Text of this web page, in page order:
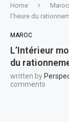
Home Maroc
l’heure du
MAROC
L’Intérieur
du
written by
comments